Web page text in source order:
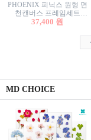
PHOENIX 피닉스 원형 면
천캔버스 프레임세트
40cm/원형캔버스/플로팅
37,400 원
MD CHOICE